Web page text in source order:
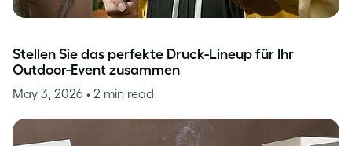
Stellen Sie das perfekte Druck-Lineup für Ihr
Outdoor-Event zusammen
May 3, 2026 • 2 min read